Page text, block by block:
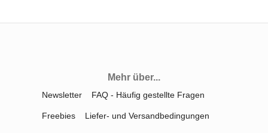
Mehr über...
Newsletter FAQ - Häufig gestellte Fragen
Freebies Liefer- und Versandbedingungen